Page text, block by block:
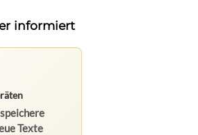
informiert
Texte